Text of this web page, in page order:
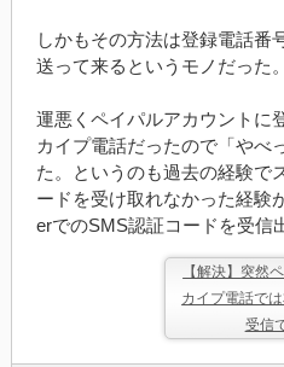
しかもその方法は登録電話番
送って来るというモノだった。
運悪くペイパルアカウントに
カイプ電話だったので「やべ
た。というのも過去の経験で
ードを受け取れなかった経験
erでのSMS認証コードを受信
【解決】突然
カイプ電話で
受信